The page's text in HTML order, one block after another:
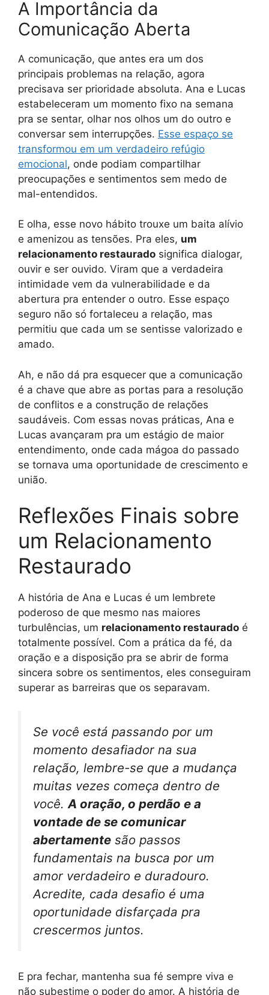
A Importância da
Comunicação Aberta
A comunicação, que antes era um dos
principais problemas na relação, agora
precisava ser prioridade absoluta. Ana e Lucas
estabeleceram um momento fixo na semana
pra se sentar, olhar nos olhos um do outro e
conversar sem interrupções. Esse espaço se
transformou em um verdadeiro refúgio
emocional, onde podiam compartilhar
preocupações e sentimentos sem medo de
mal-entendidos.
E olha, esse novo hábito trouxe um baita alívio
e amenizou as tensões. Pra eles, um
relacionamento restaurado significa dialogar,
ouvir e ser ouvido. Viram que a verdadeira
intimidade vem da vulnerabilidade e da
abertura pra entender o outro. Esse espaço
seguro não só fortaleceu a relação, mas
permitiu que cada um se sentisse valorizado e
amado.
Ah, e não dá pra esquecer que a comunicação
é a chave que abre as portas para a resolução
de conflitos e a construção de relações
saudáveis. Com essas novas práticas, Ana e
Lucas avançaram pra um estágio de maior
entendimento, onde cada mágoa do passado
se tornava uma oportunidade de crescimento e
união.
Reflexões Finais sobre
um Relacionamento
Restaurado
A história de Ana e Lucas é um lembrete
poderoso de que mesmo nas maiores
turbulências, um relacionamento restaurado é
totalmente possível. Com a prática da fé, da
oração e a disposição pra se abrir de forma
sincera sobre os sentimentos, eles conseguiram
superar as barreiras que os separavam.
Se você está passando por um
momento desafiador na sua
relação, lembre-se que a mudança
muitas vezes começa dentro de
você. A oração, o perdão e a
vontade de se comunicar
abertamente são passos
fundamentais na busca por um
amor verdadeiro e duradouro.
Acredite, cada desafio é uma
oportunidade disfarçada pra
crescermos juntos.
E pra fechar, mantenha sua fé sempre viva e
não subestime o poder do amor. A história de